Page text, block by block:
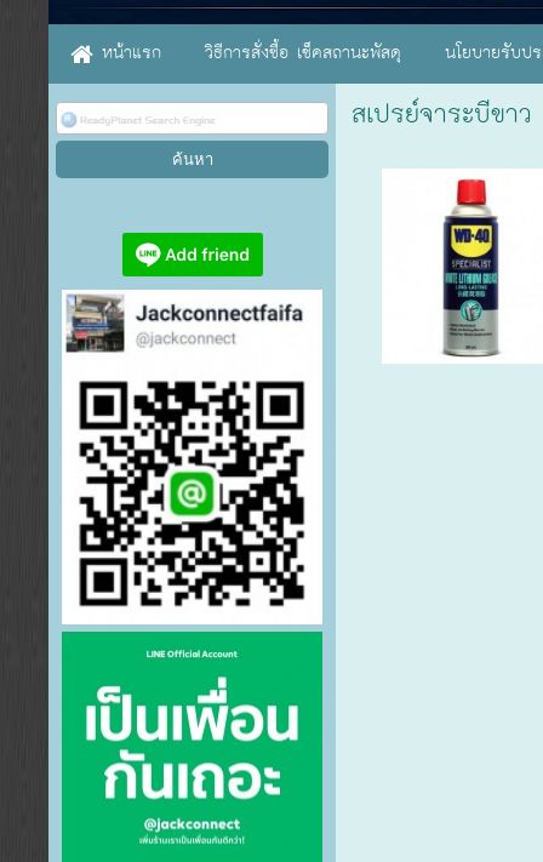
หน้าแรก วิธีการสั่งซื้อ เช็คสถานะพัสดุ นโยบายรับป
สเปรย์จาระบีขาว